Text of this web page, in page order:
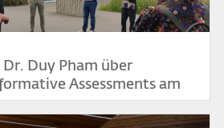
Duy Pham über
Assessments am